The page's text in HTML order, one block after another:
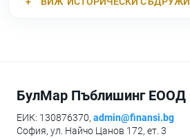
БулМар Пъблишинг ЕООД
ЕИК: 130876370, admin@finansi.bg
София, ул. Найчо Цанов 172, ет. 3